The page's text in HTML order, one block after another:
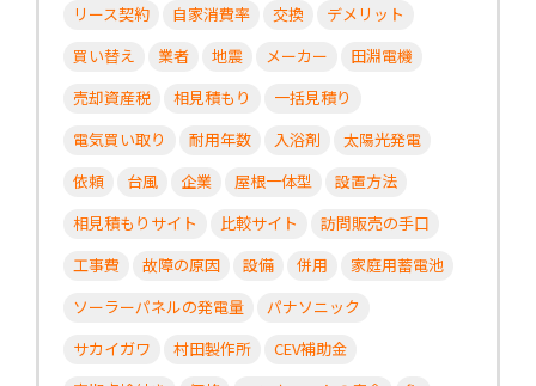
リース契約
自家消費率 交換
デメリット
買い替え
業者 地震 メーカー
田淵電機
売却資産税
相見積もり
一括見積り
電気買い取り
耐用年数 入浴剤
太陽光発電
依頼
台風 企業 屋根一体型
設置方法
相見積もりサイト
比較サイト
訪問販売の手口
工事費
故障の原因 設備 併用
家庭用蓄電池
ソーラーパネルの発電量
パナソニック
サカイガワ
村田製作所
CEV補助金